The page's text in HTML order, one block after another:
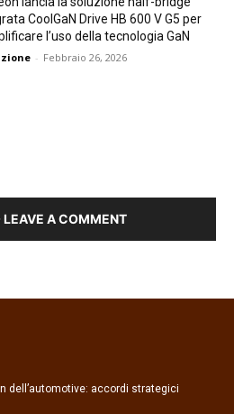
CoolGaN Drive HB 600 V G5 per
l’uso della tecnologia GaN
- Febbraio 26, 2026
LEAVE A COMMENT
dell’automotive: accordi strategici